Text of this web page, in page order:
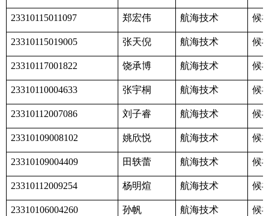
23310115011097 郑宏伟 航海技术 候
23310115019005 张天倪 航海技术 候
23310117001822 饶承博 航海技术 候
23310110004633 张宇桐 航海技术 候
23310112007086 刘子睿 航海技术 候
23310109008102 姚欣悦 航海技术 候
23310109004409 田轶蕾 航海技术 候
23310112009254 杨明煊 航海技术 候
23310106004260 孙帆 航海技术 候